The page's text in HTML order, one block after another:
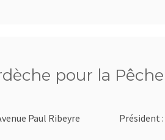
pour la
Paul Ribeyre
Président :